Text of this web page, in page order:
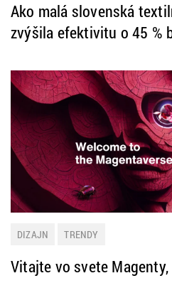
Ako malá slovenská
zvýšila efektivitu o 45 %
DIZAJN TRENDY
Vitajte vo svete